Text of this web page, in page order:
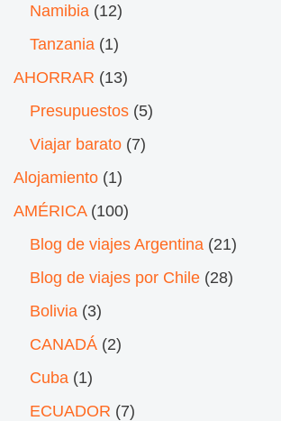
Namibia (12)
Tanzania (1)
AHORRAR (13)
Presupuestos (5)
Viajar barato (7)
Alojamiento (1)
AMÉRICA(100)
Blog de viajes Argentina (21)
Blog de viajes por Chile (28)
Bolivia (3)
CANADÁ (2)
Cuba (1)
ECUADOR (7)